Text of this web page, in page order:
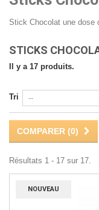
Stick Chocolat une dose
STICKS
Il y a 17 produits.
Tri
COMPARER (0)
Résultats 1 - 17 sur 17.
NOUVEAU